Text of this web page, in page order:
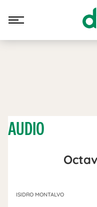
AUDIO
ISIDRO MONTALVO